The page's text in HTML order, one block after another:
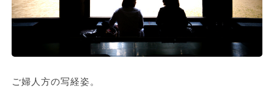
ご婦人方の写経姿。